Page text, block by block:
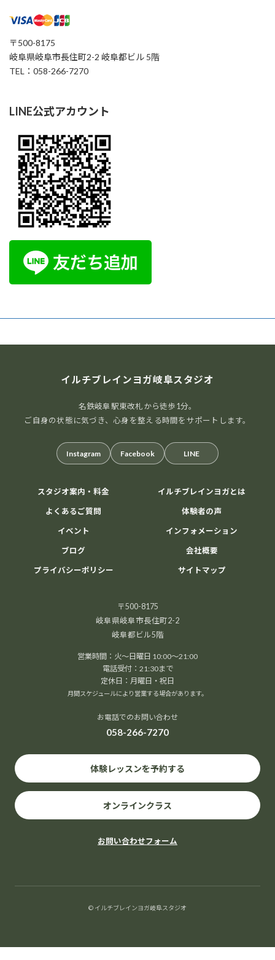
〒500-8175
岐阜県岐阜市長住町2-2 岐阜都ビル 5階
TEL：058-266-7270
LINE公式アカウント
イルチブレインヨガ岐阜スタジオ
名鉄岐阜駅東改札から徒歩1分。
ご自身の状態に気づき、心身を整える時間をサポートします。
Instagram Facebook LINE
スタジオ案内・料金 イルチブレインヨガとは
よくあるご質問 体験者の声
イベント インフォメーション
ブログ 会社概要
プライバシーポリシー サイトマップ
〒500-8175
岐阜県岐阜市長住町2-2
岐阜都ビル5階
営業時間：火～日曜日 10:00～21:00
電話受付：21:30まで
定休日：月曜日・祝日
月間スケジュールにより営業する場合があります。
お電話でのお問い合わせ
058-266-7270
体験レッスンを予約する
オンラインクラス
お問い合わせフォーム
© イルチブレインヨガ岐阜スタジオ